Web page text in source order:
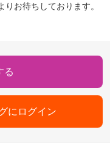
お待ちしております。
る
にログイン